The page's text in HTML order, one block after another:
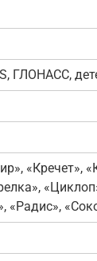
ГЛОНАСС,
«Кречет»,
«Радис»,